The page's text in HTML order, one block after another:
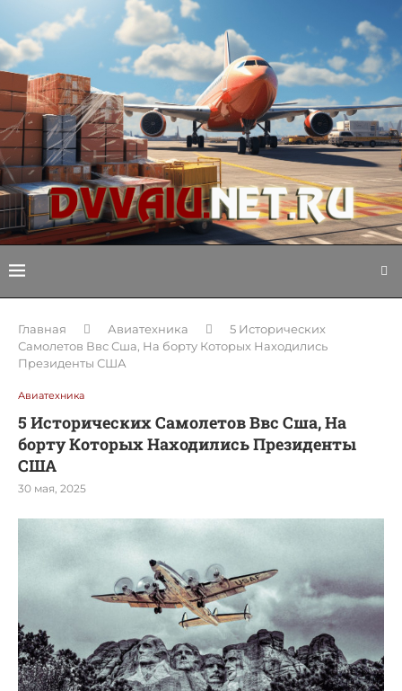
Главная Авиатехника
5 Исторических
Самолетов Ввс Сша, На борту Которых Находились
Президенты США
Авиатехника
5 Исторических Самолетов Ввс Сша, На
борту Которых Находились Президенты
США
30 мая, 2025